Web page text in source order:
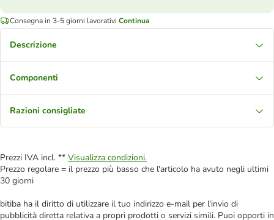
Consegna in 3-5 giorni lavorativi Continua
Descrizione
Componenti
Razioni consigliate
Prezzi IVA incl. ** Visualizza condizioni.
Prezzo regolare = il prezzo più basso che l'articolo ha avuto negli ultimi
30 giorni
bitiba ha il diritto di utilizzare il tuo indirizzo e-mail per l'invio di
pubblicità diretta relativa a propri prodotti o servizi simili. Puoi opporti in